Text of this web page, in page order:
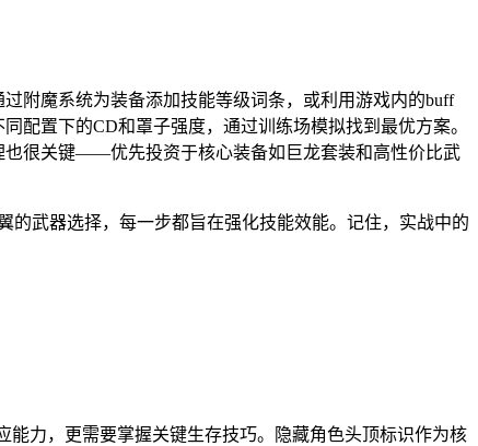
附魔系统为装备添加技能等级词条，或利用游戏内的buff
配置下的CD和罩子强度，通过训练场模拟找到最优方案。
也很关键——优先投资于核心装备如巨龙套装和高性价比武
武器选择，每一步都旨在强化技能效能。记住，实战中的
力，更需要掌握关键生存技巧。隐藏角色头顶标识作为核